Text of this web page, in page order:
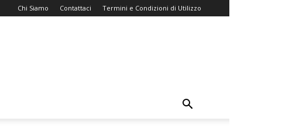
Chi Siamo Contattaci Termini e Condizioni di Utilizzo